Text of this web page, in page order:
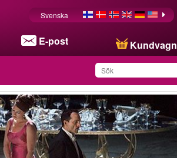
E-post Kundvagn
Svenska
Du har sparat produkten
i din lista